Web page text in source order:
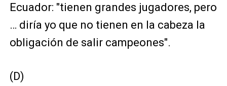
Ecuador: "tienen grandes jugadores, pero
… diría yo que no tienen en la cabeza la
obligación de salir campeones".
(D)